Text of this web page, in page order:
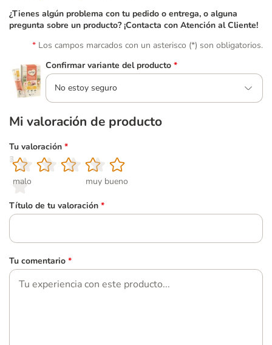
¿Tienes algún problema con tu pedido o entrega, o alguna
pregunta sobre un producto? ¡Contacta con Atención al Cliente!
Los campos marcados con un asterisco (*) son obligatorios.
Confirmar variante del producto *
No estoy seguro
Mi valoración de producto
Tu valoración *
1
malo
2
3
4
5
muy bueno
Título de tu valoración *
Tu comentario *